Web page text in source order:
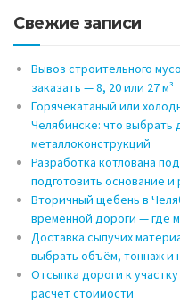
Свежие записи
Вывоз строительного
заказать — 8, 20 или 27 м³
Горячекатаный или
Челябинске: что выбрать
металлоконструкций
Разработка котлована
подготовить основание
Вторичный щебень в
временной дороги — где
Доставка сыпучих
выбрать объём, тоннаж и
Отсыпка дороги к
расчёт стоимости